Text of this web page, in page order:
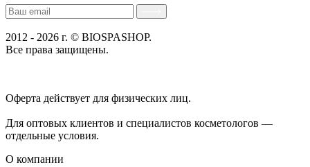
2012 - 2026 г. © BIOSPASHOP.
Все права защищены.
Оферта действует для физических лиц.
Для оптовых клиентов и специалистов косметологов —
отдельные условия.
О компании